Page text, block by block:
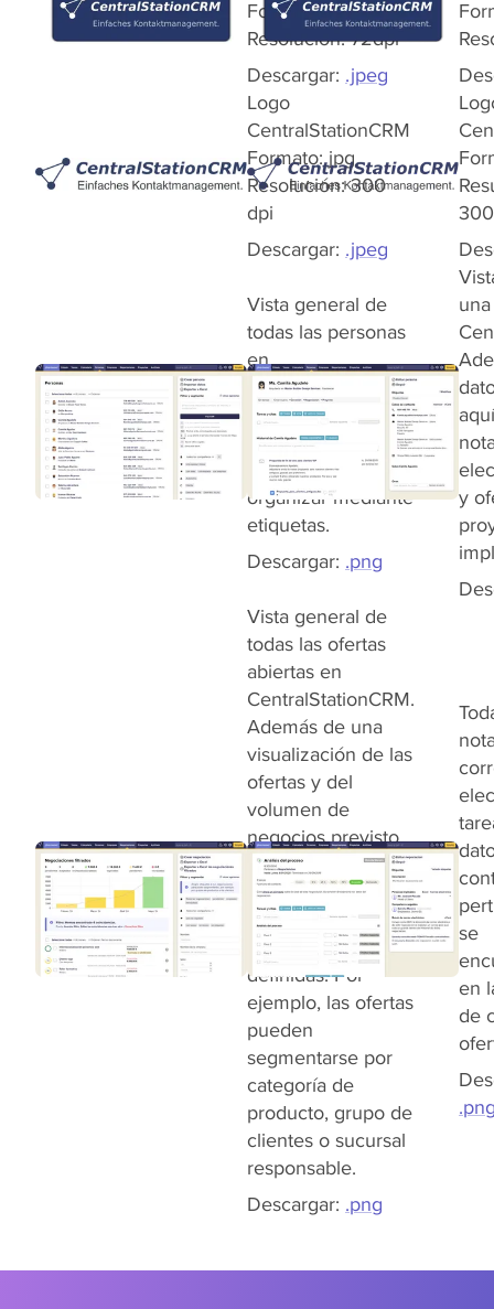
Formato: jpg
Resolución: 72dpi
Descargar: .jpeg
Logo
CentralStationCRM
Formato: jpg
Resolución: 300
dpi
Descargar: .jpeg
Vista general de
todas las personas
en
CentralStationCRM.
Los contactos del
CRM se pueden
clasificar y
organizar mediante
etiquetas.
Descargar: .png
y
Vista general de
todas las ofertas
abiertas en
CentralStationCRM.
Además de una
visualización de las
ofertas y del
volumen de
negocios previsto,
las ofertas pueden
clasificarse
utilizando palabras
clave previamente
definidas. Por
ejemplo, las ofertas
pueden
segmentarse por
categoría de
producto, grupo de
clientes o sucursal
responsable.
Descargar: .png
se
en
de